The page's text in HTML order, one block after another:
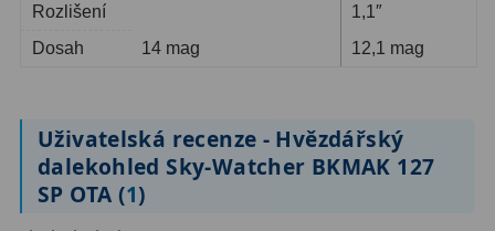
Rozlišení
Dosah
14 mag
1,1″
12,1 mag
Uživatelská recenze - Hvězdářský
dalekohled Sky-Watcher BKMAK 127
SP OTA (1)